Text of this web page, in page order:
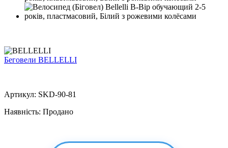
Беговели BELLELLI
Артикул: SKD-90-81
Наявність: Продано